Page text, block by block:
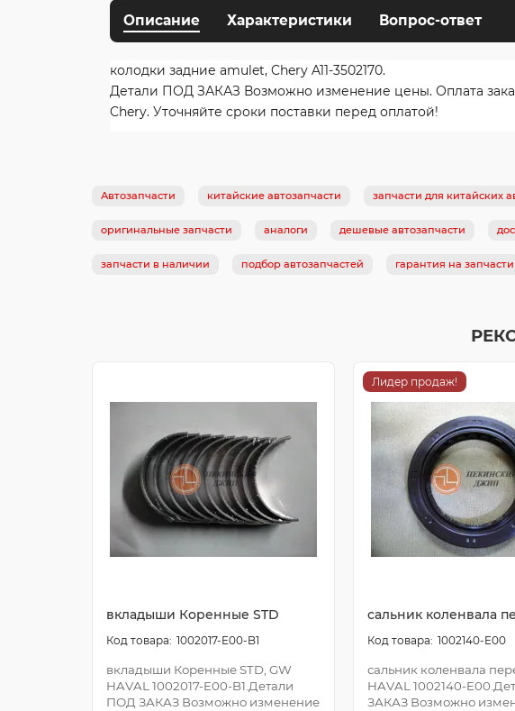
Описание Характеристики Вопрос-ответ
колодки задние amulet, Chery A11-3502170.
Детали ПОД ЗАКАЗ Возможно изменение цены. Оплата
Chery. Уточняйте сроки поставки перед оплатой!
Автозапчасти китайские автозапчасти запчасти для китайских
оригинальные запчасти аналоги дешевые автозапчасти
запчасти в наличии подбор автозапчастей гарантия на запчасти
вкладыши Коренные STD
1002017-E00-B1
вкладыши Коренные STD, GW
HAVAL 1002017-E00-B1.Детали
ПОД ЗАКАЗ Возможно изменение
Лидер продаж!
сальник коленвала
1002140-E00
сальник коленвала
HAVAL 1002140-
ЗАКАЗ Возможно